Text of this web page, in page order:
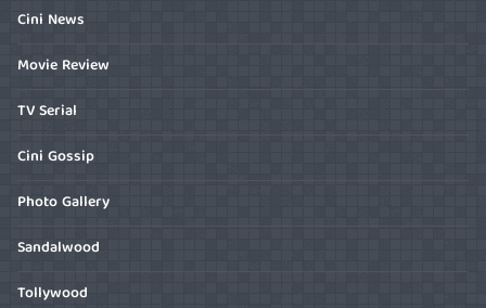
Cini News
Movie Review
TV Serial
Cini Gossip
Photo Gallery
Sandalwood
Tollywood